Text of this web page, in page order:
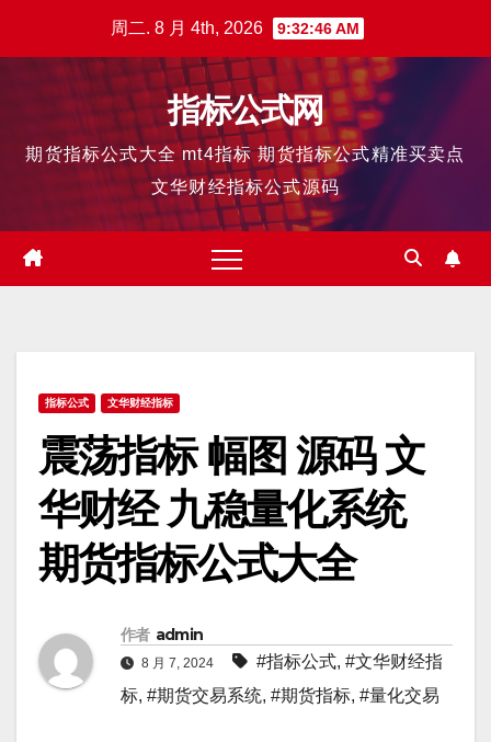
周二. 8 月 4th, 2026 9:32:47 AM
指标公式网
期货指标公式大全 mt4指标 期货指标公式精准买卖点
文华财经指标公式源码
指标公式 文华财经指标
震荡指标 幅图 源码 文
华财经 九稳量化系统
期货指标公式大全
作者 admin
8 月 7, 2024 #指标公式, #文华财经指
标, #期货交易系统, #期货指标, #量化交易